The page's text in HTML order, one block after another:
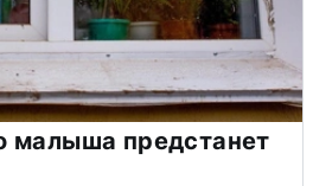
малыша предстанет